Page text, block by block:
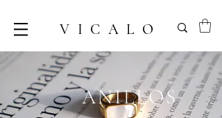
VICALO
ANILLOS